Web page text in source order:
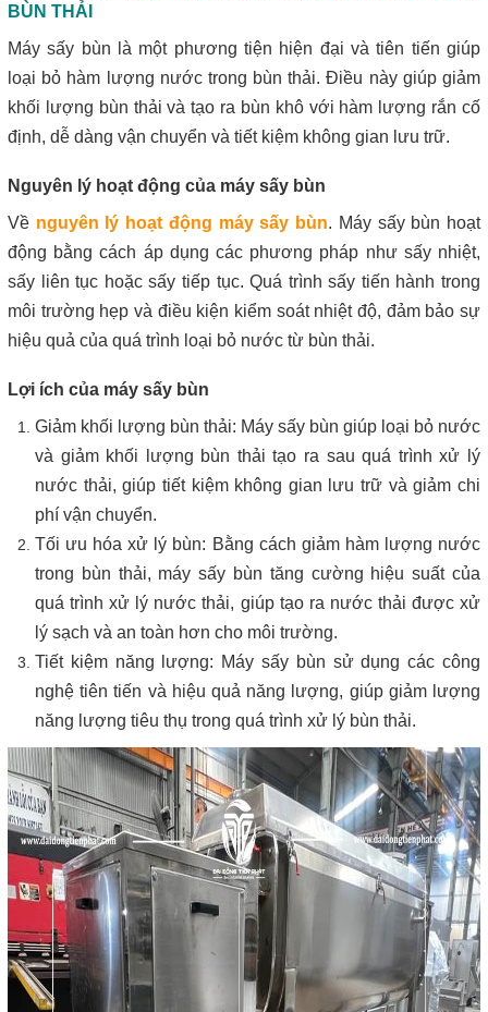
BÙN THẢI
Máy sấy bùn là một phương tiện hiện đại và tiên tiến giúp
loại bỏ hàm lượng nước trong bùn thải. Điều này giúp giảm
khối lượng bùn thải và tạo ra bùn khô với hàm lượng rắn cố
định, dễ dàng vận chuyển và tiết kiệm không gian lưu trữ.
Nguyên lý hoạt động của máy sấy bùn
Về nguyên lý hoạt động máy sấy bùn. Máy sấy bùn hoạt
động bằng cách áp dụng các phương pháp như sấy nhiệt,
sấy liên tục hoặc sấy tiếp tục. Quá trình sấy tiến hành trong
môi trường hẹp và điều kiện kiểm soát nhiệt độ, đảm bảo sự
hiệu quả của quá trình loại bỏ nước từ bùn thải.
Lợi ích của máy sấy bùn
Giảm khối lượng bùn thải: Máy sấy bùn giúp loại bỏ nước
và giảm khối lượng bùn thải tạo ra sau quá trình xử lý
nước thải, giúp tiết kiệm không gian lưu trữ và giảm chi
phí vận chuyển.
Tối ưu hóa xử lý bùn: Bằng cách giảm hàm lượng nước
trong bùn thải, máy sấy bùn tăng cường hiệu suất của
quá trình xử lý nước thải, giúp tạo ra nước thải được xử
lý sạch và an toàn hơn cho môi trường.
Tiết kiệm năng lượng: Máy sấy bùn sử dụng các công
nghệ tiên tiến và hiệu quả năng lượng, giúp giảm lượng
năng lượng tiêu thụ trong quá trình xử lý bùn thải.